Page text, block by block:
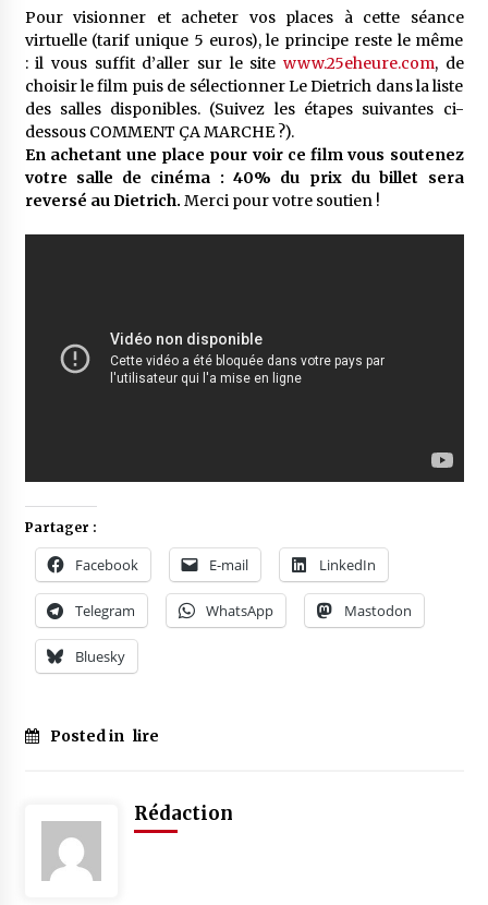
Pour visionner et acheter vos places à cette séance
virtuelle (tarif unique 5 euros), le principe reste le même
: il vous suffit d’aller sur le site www.25eheure.com, de
choisir le film puis de sélectionner Le Dietrich dans la liste
des salles disponibles. (Suivez les étapes suivantes ci-
dessous COMMENT ÇA MARCHE ?).
En achetant une place pour voir ce film vous soutenez
votre salle de cinéma : 40% du prix du billet sera
reversé au Dietrich. Merci pour votre soutien !
Partager :
Facebook E-mail LinkedIn
Telegram WhatsApp Mastodon
Bluesky
Posted in lire
Rédaction